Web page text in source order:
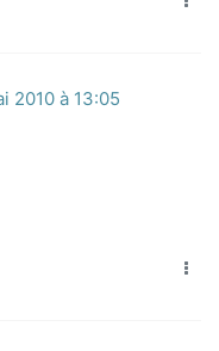
2010 à 13:05